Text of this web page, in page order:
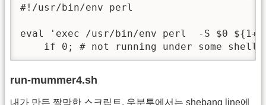
#!/usr/bin/env perl
eval 'exec /usr/bin/env perl  -S $0
    if 0; # not running under some shell
run-mummer4.sh
내가 만든 짤막한 스크립트. 우분투에서는 shebang line에